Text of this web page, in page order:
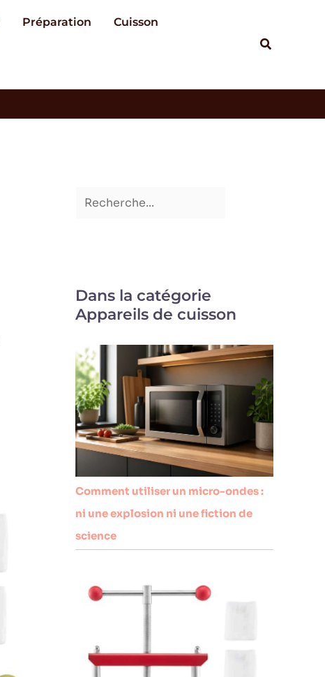
Préparation Cuisson
r
Dans la catégorie
Appareils de cuisson
Comment utiliser un micro-ondes :
ni une explosion ni une fiction de
science